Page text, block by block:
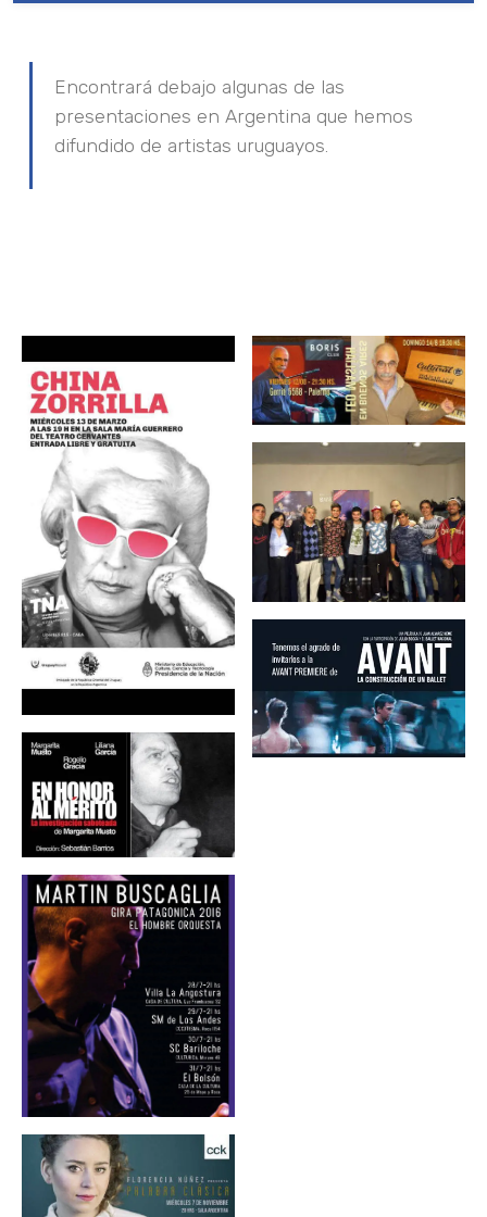
Encontrará debajo algunas de las
presentaciones en Argentina que hemos
difundido de artistas uruguayos.